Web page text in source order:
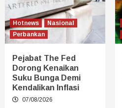
Hotnews
Nasional
Perbankan
Pejabat The Fed
Dorong Kenaikan
Suku Bunga Demi
Kendalikan Inflasi
07/08/2026